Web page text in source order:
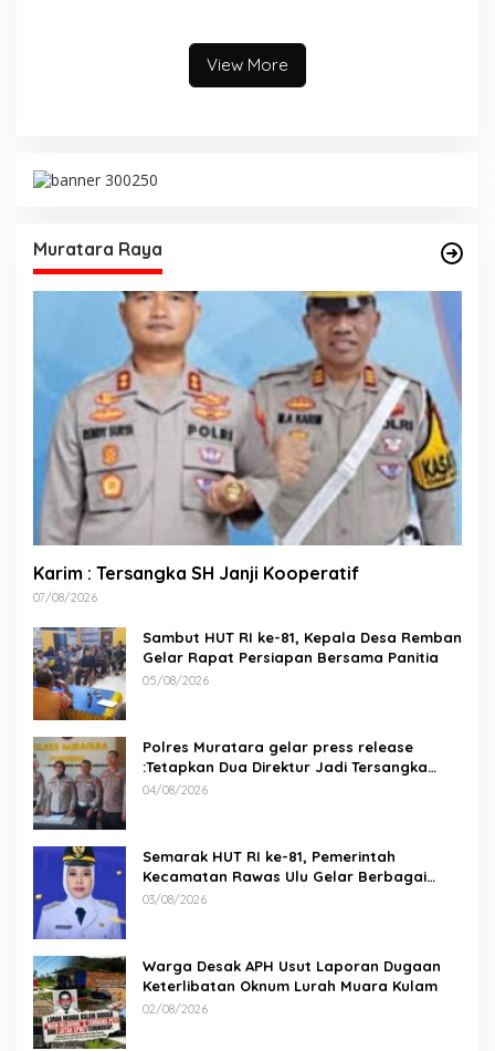
View More
Muratara Raya
Karim : Tersangka SH Janji Kooperatif
07/08/2026
Sambut HUT RI ke-81, Kepala Desa Remban
Gelar Rapat Persiapan Bersama Panitia
05/08/2026
Polres Muratara gelar press release
:Tetapkan Dua Direktur Jadi Tersangka
Kecelakaan Maut antara Bus ALS dan
04/08/2026
Semarak HUT RI ke-81, Pemerintah
Kecamatan Rawas Ulu Gelar Berbagai
Lomba
03/08/2026
Warga Desak APH Usut Laporan Dugaan
Keterlibatan Oknum Lurah Muara Kulam
02/08/2026